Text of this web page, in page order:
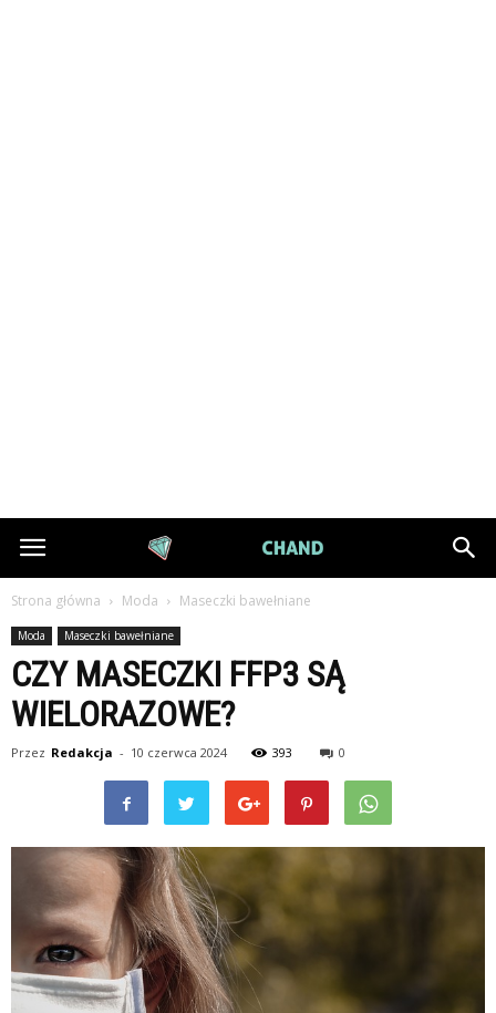
DiamondChand.pl
Strona główna Moda Maseczki bawełniane
Moda Maseczki bawełniane
CZY MASECZKI FFP3 SĄ
WIELORAZOWE?
Przez Redakcja - 10 czerwca 2024 393 0